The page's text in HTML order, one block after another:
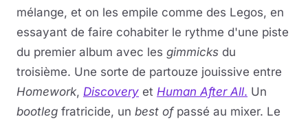
mélange, et on les empile comme des Legos, en
essayant de faire cohabiter le rythme d'une piste
du premier album avec les gimmicks du
troisième. Une sorte de partouze jouissive entre
Homework, Discovery et Human After All. Un
bootleg fratricide, un best ofpassé au mixer. Le